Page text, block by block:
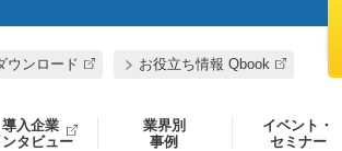
ウンロード お役立ち情報 Qbook
導入企業
ンタビュー
業界別
事例
イベント・
セミナー